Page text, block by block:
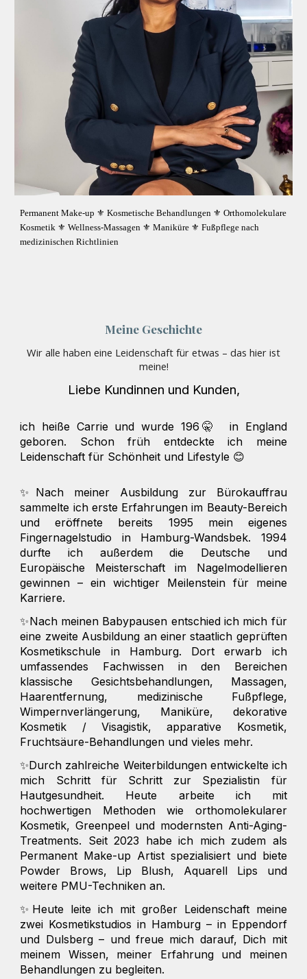
Permanent Make-up ⚜️ Kosmetische Behandlungen ⚜️ Orthomolekulare
Kosmetik ⚜️ Wellness-Massagen ⚜️ Maniküre ⚜️ Fußpflege nach
medizinischen Richtlinien
Meine Geschichte
Wir alle haben eine Leidenschaft für etwas – das hier ist
meine!
Liebe Kundinnen und Kunden,
ich heiße Carrie und wurde 196🤫 in England
geboren. Schon früh entdeckte ich meine
Leidenschaft für Schönheit und Lifestyle 😊
✨Nach meiner Ausbildung zur Bürokauffrau
sammelte ich erste Erfahrungen im Beauty-Bereich
und eröffnete bereits 1995 mein eigenes
Fingernagelstudio in Hamburg-Wandsbek. 1994
durfte ich außerdem die Deutsche und
Europäische Meisterschaft im Nagelmodellieren
gewinnen – ein wichtiger Meilenstein für meine
Karriere.
✨Nach meinen Babypausen entschied ich mich für
eine zweite Ausbildung an einer staatlich geprüften
Kosmetikschule in Hamburg. Dort erwarb ich
umfassendes Fachwissen in den Bereichen
klassische Gesichtsbehandlungen, Massagen,
Haarentfernung, medizinische Fußpflege,
Wimpernverlängerung, Maniküre, dekorative
Kosmetik / Visagistik, apparative Kosmetik,
Fruchtsäure-Behandlungen und vieles mehr.
✨Durch zahlreiche Weiterbildungen entwickelte ich
mich Schritt für Schritt zur Spezialistin für
Hautgesundheit. Heute arbeite ich mit
hochwertigen Methoden wie orthomolekularer
Kosmetik, Greenpeel und modernsten Anti-Aging-
Treatments. Seit 2023 habe ich mich zudem als
Permanent Make-up Artist spezialisiert und biete
Powder Brows, Lip Blush, Aquarell Lips und
weitere PMU-Techniken an.
✨Heute leite ich mit großer Leidenschaft meine
zwei Kosmetikstudios in Hamburg – in Eppendorf
und Dulsberg – und freue mich darauf, Dich mit
meinem Wissen, meiner Erfahrung und meinen
Behandlungen zu begleiten.